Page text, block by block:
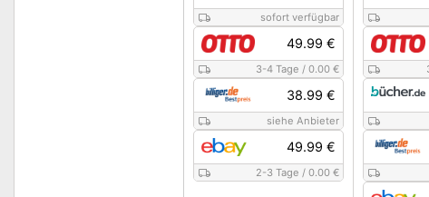
sofort verfügbar
49.99 €
3-4 Tage /0.00 €
38.99 €
siehe Anbieter
49.99 €
2-3 Tage /0.00 €